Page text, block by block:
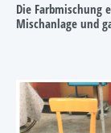
Die Farbmischung
Mischanlage und